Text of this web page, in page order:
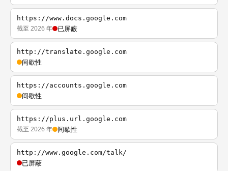
https://www.docs.google.com
截至 2026 年 已屏蔽
http://translate.google.com
间歇性
https://accounts.google.com
间歇性
https://plus.url.google.com
截至 2026 年 间歇性
http://www.google.com/talk/
已屏蔽